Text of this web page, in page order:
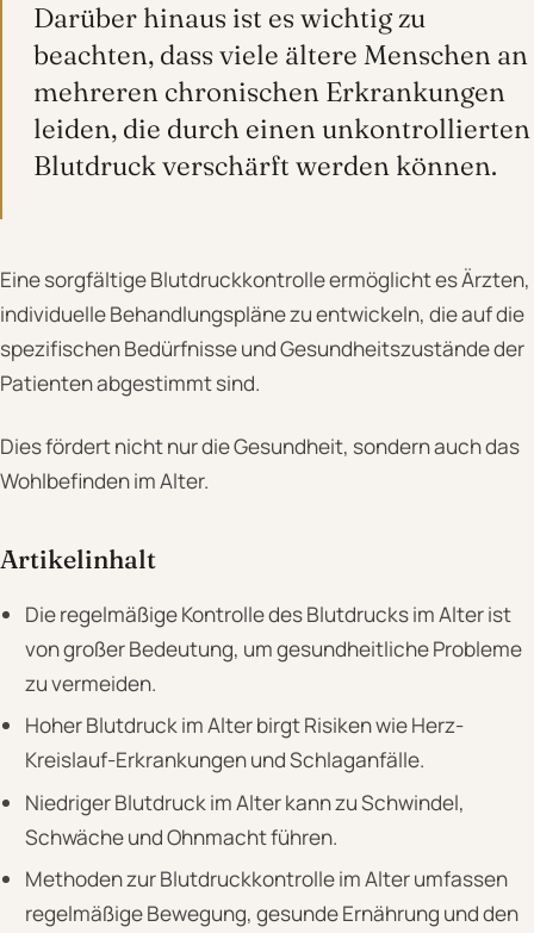
Darüber hinaus ist es wichtig zu
beachten, dass viele ältere Menschen an
mehreren chronischen Erkrankungen
leiden, die durch einen unkontrollierten
Blutdruck verschärft werden können.
Eine sorgfältige Blutdruckkontrolle ermöglicht es Ärzten,
individuelle Behandlungspläne zu entwickeln, die auf die
spezifischen Bedürfnisse und Gesundheitszustände der
Patienten abgestimmt sind.
Dies fördert nicht nur die Gesundheit, sondern auch das
Wohlbefinden im Alter.
Artikelinhalt
Die regelmäßige Kontrolle des Blutdrucks im Alter ist
von großer Bedeutung, um gesundheitliche Probleme
zu vermeiden.
Hoher Blutdruck im Alter birgt Risiken wie Herz-
Kreislauf-Erkrankungen und Schlaganfälle.
Niedriger Blutdruck im Alter kann zu Schwindel,
Schwäche und Ohnmacht führen.
Methoden zur Blutdruckkontrolle im Alter umfassen
regelmäßige Bewegung, gesunde Ernährung und den